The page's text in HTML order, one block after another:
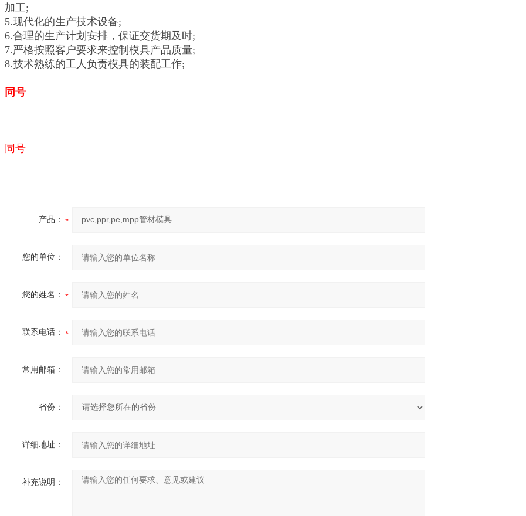
加工;
5.现代化的生产技术设备;
6.合理的生产计划安排，保证交货期及时;
7.严格按照客户要求来控制模具产品质量;
8.技术熟练的工人负责模具的装配工作;
同号
同号
产品：
您的单位：
您的姓名：
联系电话：
常用邮箱：
省份：
详细地址：
补充说明：